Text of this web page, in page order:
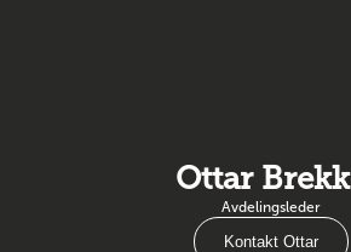
Ottar
Avdelingsleder
Kontakt Ottar